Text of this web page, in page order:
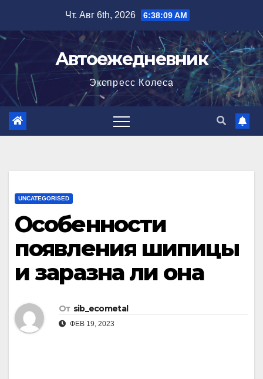
содержимому
Чт. Авг 6th, 2026 6:38:10 AM
Автоежедневник
Экспресс Колеса
UNCATEGORISED
Особенности
появления шипицы
и заразна ли она
От sib_ecometal
ФЕВ 19, 2023